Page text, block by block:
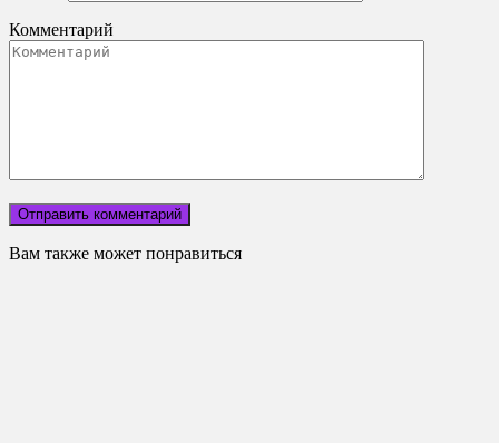
Комментарий
Вам также может понравиться